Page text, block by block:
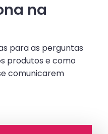
na
para as perguntas
produtos e como
comunicarem